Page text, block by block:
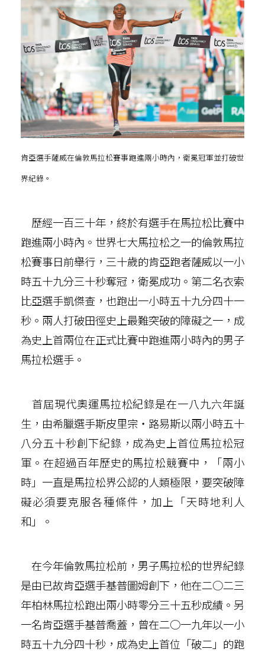
肯亞選手薩威在倫敦馬拉松賽事跑進兩小時內，衛冕冠軍並打破世
界紀錄。
歷經一百三十年，終於有選手在馬拉松比賽中
跑進兩小時內。世界七大馬拉松之一的倫敦馬拉
松賽事日前舉行，三十歲的肯亞跑者薩威以一小
時五十九分三十秒奪冠，衛冕成功。第二名衣索
比亞選手凱傑查，也跑出一小時五十九分四十一
秒。兩人打破田徑史上最難突破的障礙之一，成
為史上首兩位在正式比賽中跑進兩小時內的男子
馬拉松選手。
首屆現代奧運馬拉松紀錄是在一八九六年誕
生，由希臘選手斯皮里宗‧路易斯以兩小時五十
八分五十秒創下紀錄，成為史上首位馬拉松冠
軍。在超過百年歷史的馬拉松競賽中，「兩小
時」一直是馬拉松界公認的人類極限，要突破障
礙必須要克服各種條件，加上「天時地利人
和」。
在今年倫敦馬拉松前，男子馬拉松的世界紀錄
是由已故肯亞選手基普圖姆創下，他在二○二三
年柏林馬拉松跑出兩小時零分三十五秒成績。另
一名肯亞選手基普喬蓋，曾在二○一九年以一小
時五十九分四十秒，成為史上首位「破二」的跑